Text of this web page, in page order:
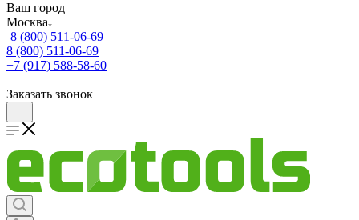
Ваш город
Москва
8 (800) 511-06-69
8 (800) 511-06-69
+7 (917) 588-58-60
Заказать звонок